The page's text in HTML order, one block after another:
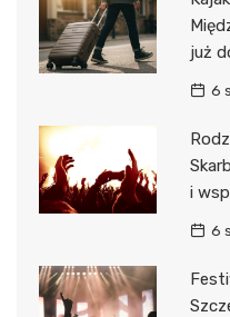
już
6
i
6